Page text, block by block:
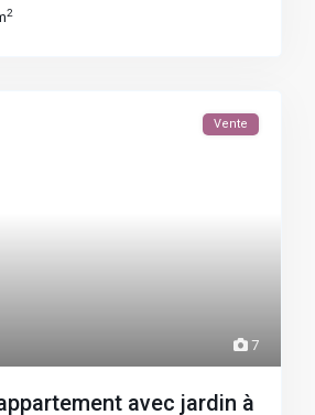
2
7
Vente
avec jardin à